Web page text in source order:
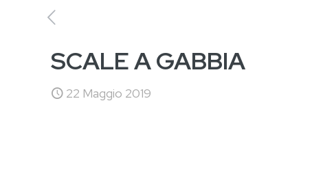
SCALE A GABBIA
22 Maggio 2019